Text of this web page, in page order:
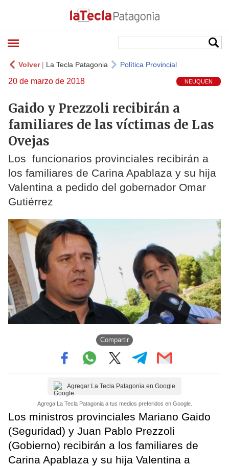
Volver| La Tecla Patagonia Política Provincial
20 de marzo de 2018 NEUQUEN
Gaido y Prezzoli recibirán a
familiares de las víctimas de Las
Ovejas
Los funcionarios provinciales recibirán a
los familiares de Carina Apablaza y su hija
Valentina a pedido del gobernador Omar
Gutiérrez
Compartir
Agregar La Tecla Patagonia en Google
Agrega La Tecla Patagonia a tus medios preferidos en Google.
Los ministros provinciales Mariano Gaido
(Seguridad) y Juan Pablo Prezzoli
(Gobierno) recibirán a los familiares de
Carina Apablaza y su hija Valentina a